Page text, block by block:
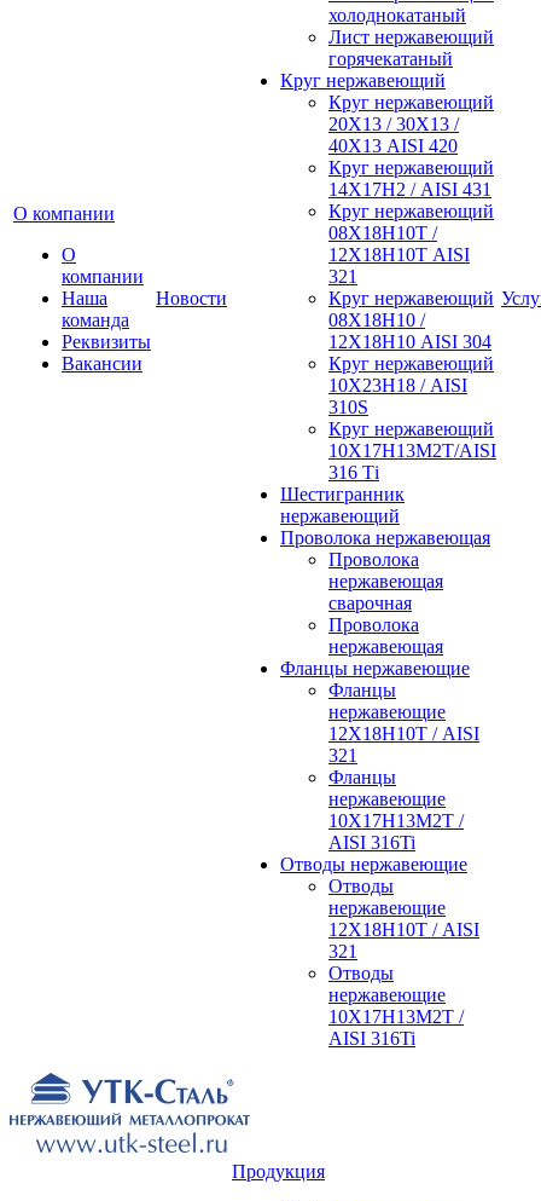
О компании
О
компании
Наша
команда
Реквизиты
Вакансии
Новости
холоднокатаный
Лист нержавеющий
горячекатаный
Круг нержавеющий
Круг нержавеющий
20Х13 / 30Х13 /
40Х13 AISI 420
Круг нержавеющий
14Х17Н2 / AISI 431
Круг нержавеющий
08Х18Н10Т /
12Х18Н10Т AISI
321
Круг нержавеющий
08Х18Н10 /
12Х18Н10 AISI 304
Круг нержавеющий
10Х23Н18 / AISI
310S
Круг нержавеющий
10Х17Н13М2Т/AISI
316 Тi
Шестигранник
нержавеющий
Проволока нержавеющая
Проволока
нержавеющая
сварочная
Проволока
нержавеющая
Фланцы нержавеющие
Фланцы
нержавеющие
12Х18Н10Т / AISI
321
Фланцы
нержавеющие
10Х17Н13М2Т /
AISI 316Ti
Отводы нержавеющие
Отводы
нержавеющие
12Х18Н10Т / AISI
321
Отводы
нержавеющие
10Х17Н13М2Т /
AISI 316Ti
Продукция